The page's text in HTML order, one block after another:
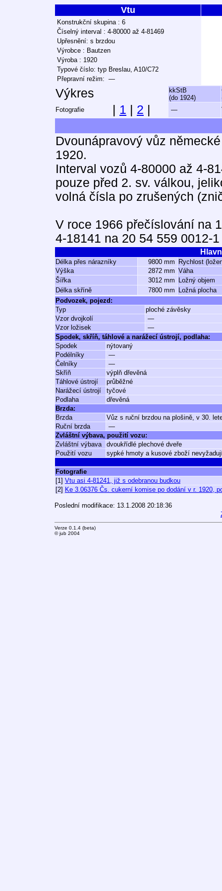
Vtu
Konstrukční skupina : 6
Číselný interval : 4-80000 až 4-81469
Upřesnění: s brzdou
Výrobce : Bautzen
Výroba : 1920
Typové číslo: typ Breslau, A10/C72
Přepravní režim: —
Výkres
kkStB
(do 1924)
Fotografie
1 2 —
Dvounápravový vůz
1920.
Interval vozů 4-80000 až 4-
pouze před 2. sv. válkou,
volná čísla po zrušených
V roce 1966 přečíslování na
4-18141 na 20 54 559 0012-1
Délka přes nárazníky 9800 mm
Rychlost
Výška
2872 mm Váha
Šířka
3012 mm
Ložný objem
Délka skříně
7800 mm
Ložná plocha
Podvozek, pojezd:
Typ
ploché závěsky
Vzor dvojkolí
—
Vzor ložisek
—
Spodek, skříň, táhlové a narážecí ústrojí, podlaha:
Spodek
nýtovaný
Podélníky
—
Čelníky
—
Skříň
výplň dřevěná
Táhlové ústrojí
průběžné
Narážecí ústrojí
tyčové
Podlaha
dřevěná
Brzda:
Brzda
Vůz s ruční brzdou na plošině, v 30.
Ruční brzda
—
Zvláštní výbava, použití vozu:
Zvláštní výbava
dvoukřídlé plechové dveře
Použití vozu
sypké hmoty a kusové zboží
Fotografie
[1] Vtu asi 4-81241, již s odebranou budkou
[2] Ke 3.06376 Čs. cukerní komise po dodání v r. 1920,
Poslední modifikace: 13.1.2008 20:18:36
Verze 0.1.4 (beta)
© jub 2004